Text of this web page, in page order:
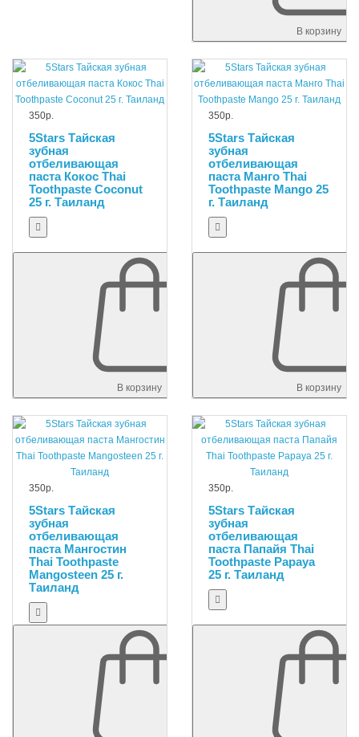
В корзину
350р.
5Stars Тайская
зубная
отбеливающая
паста Кокос Thai
Toothpaste Coconut
25 г. Таиланд
В корзину
350р.
5Stars Тайская
зубная
отбеливающая
паста Манго Thai
Toothpaste Mango 25
г. Таиланд
В корзину
350р.
5Stars Тайская
зубная
отбеливающая
паста Мангостин
Thai Toothpaste
Mangosteen 25 г.
Таиланд
350р.
5Stars Тайская
зубная
отбеливающая
паста Папайя Thai
Toothpaste Papaya
25 г. Таиланд